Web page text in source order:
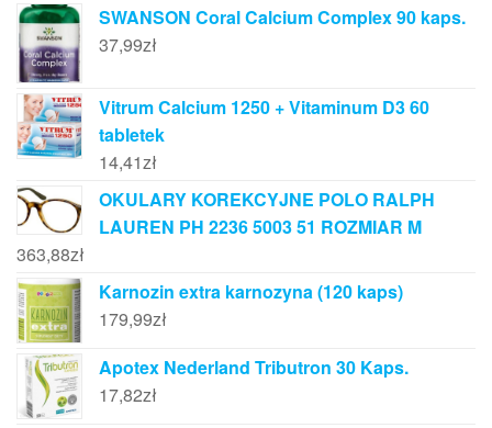
SWANSON Coral Calcium Complex 90 kaps.
37,99zł
Vitrum Calcium 1250 + Vitaminum D3 60
tabletek
14,41zł
OKULARY KOREKCYJNE POLO RALPH
LAUREN PH 2236 5003 51 ROZMIAR M
363,88zł
Karnozin extra karnozyna (120 kaps)
179,99zł
Apotex Nederland Tributron 30 Kaps.
17,82zł